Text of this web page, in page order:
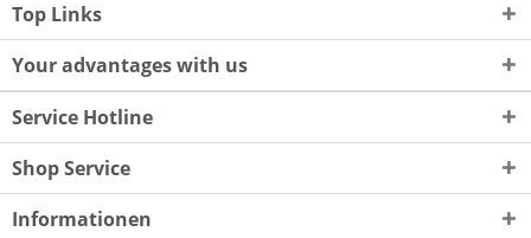
Top Links
Your advantages with us
Service Hotline
Shop Service
Informationen